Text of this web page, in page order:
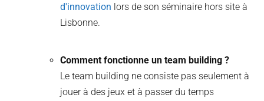
d'innovation lors de son séminaire hors site à
Lisbonne.
Comment fonctionne un team building ?
Le team building ne consiste pas seulement à
jouer à des jeux et à passer du temps